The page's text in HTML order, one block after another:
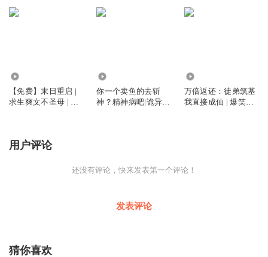
【免费】末日重启 |
求生爽文不圣母 | 多
你一个卖鱼的去斩
神？精神病吧|诡异难
万倍返还：徒弟筑基
我直接成仙 | 爆笑&
用户评论
还没有评论，快来发表第一个评论！
发表评论
猜你喜欢